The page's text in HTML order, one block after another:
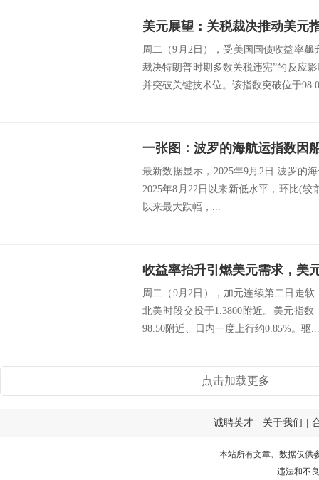
周二（9月2日），受美国国债收益率
裁决特朗普时期多数关税违宪”的反应
并突破关键技术位。该指数突破位于
最新数据显示，2025年9月2日 波罗的
2025年8月22日以来新低水平，环比(较
以来最大跌幅，...
周二（9月2日），加元连续第二日走
北美时段交投于1.3800附近。美元指
98.50附近、日内一度上行约0.85%。驱...
点击加载更多
诚聘英才 关于我们
本站所有文章、数据仅供
违法和不